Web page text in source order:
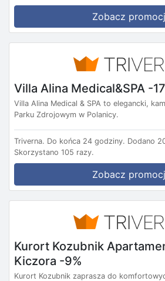
Zobacz
Villa Alina Medical&SPA -
Villa Alina Medical & SPA to elegancki,
Parku Zdrojowym w Polanicy.
Triverna. Do końca 24 godziny. Dodano
Skorzystano 105 razy.
Zobacz
Kurort Kozubnik
Kiczora -9%
Kurort Kozubnik zaprasza do